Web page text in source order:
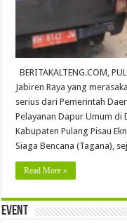
BERITAKALTENG.COM,
Jabiren Raya yang
serius dari Pemerintah
Pelayanan Dapur Umum di
Kabupaten Pulang Pisau
Siaga Bencana (Tagana),
Read More »
Event